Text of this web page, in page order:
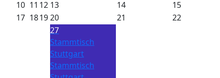
10 11 12 13 14
15
17 181920 21 22
27
Stammtisch
Stuttgart
Stammtisch